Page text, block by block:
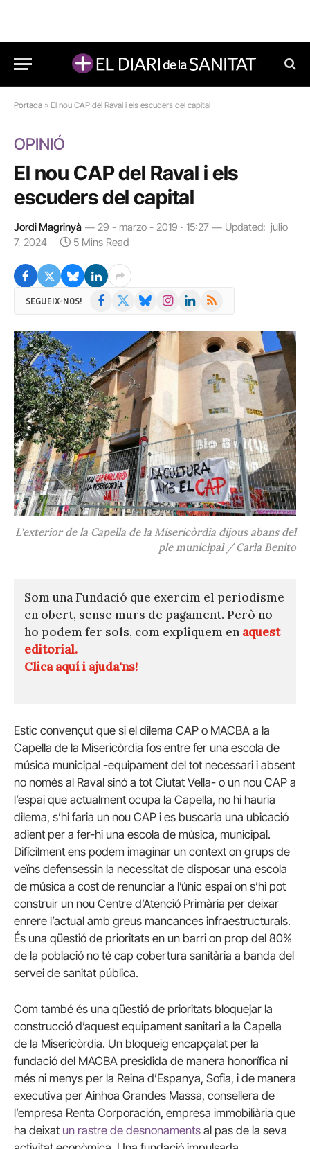
Portada » El nou CAP del Raval i els escuders del capital
OPINIÓ
El nou CAP del Raval i els
escuders del capital
Jordi Magrinyà 29 - marzo - 2019 · 15:27 Updated: julio
7, 2024
5 Mins Read
SEGUEIX-NOS! Facebook BlueskyInstagramLinkedIn
RSS
L'exterior de la Capella de la Misericòrdia dijous abans del
ple municipal / Carla Benito
Som una Fundació que exercim el periodisme
en obert, sense murs de pagament. Però no
ho podem fer sols, com expliquem en aquest
editorial.
Clica aquí i ajuda'ns!
Estic convençut que si el dilema CAP o MACBA a la
Capella de la Misericòrdia fos entre fer una escola de
música municipal -equipament del tot necessari i absent
no només al Raval sinó a tot Ciutat Vella- o un nou CAP a
l’espai que actualment ocupa la Capella, no hi hauria
dilema, s’hi faria un nou CAP i es buscaria una ubicació
adient per a fer-hi una escola de música, municipal.
Difícilment ens podem imaginar un context on grups de
veïns defensessin la necessitat de disposar una escola
de música a cost de renunciar a l’únic espai on s’hi pot
construir un nou Centre d’Atenció Primària per deixar
enrere l’actual amb greus mancances infraestructurals.
És una qüestió de prioritats en un barri on prop del 80%
de la població no té cap cobertura sanitària a banda del
servei de sanitat pública.
Com també és una qüestió de prioritats bloquejar la
construcció d’aquest equipament sanitari a la Capella
de la Misericòrdia. Un bloqueig encapçalat per la
fundació del MACBA presidida de manera honorífica ni
més ni menys per la Reina d’Espanya, Sofia, i de manera
executiva per Ainhoa Grandes Massa, consellera de
l’empresa Renta Corporación, empresa immobiliària que
ha deixat un rastre de desnonaments al pas de la seva